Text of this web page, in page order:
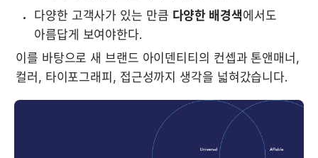
다양한 고객사가 있는 만큼 다양한 배경색에서도
아름답게 보여야한다.
이를 바탕으로 새 브랜드 아이덴티티의 컨셉과 톤앤매너,
컬러, 타이포그래피, 접근성까지 생각을 넓혀갔습니다.